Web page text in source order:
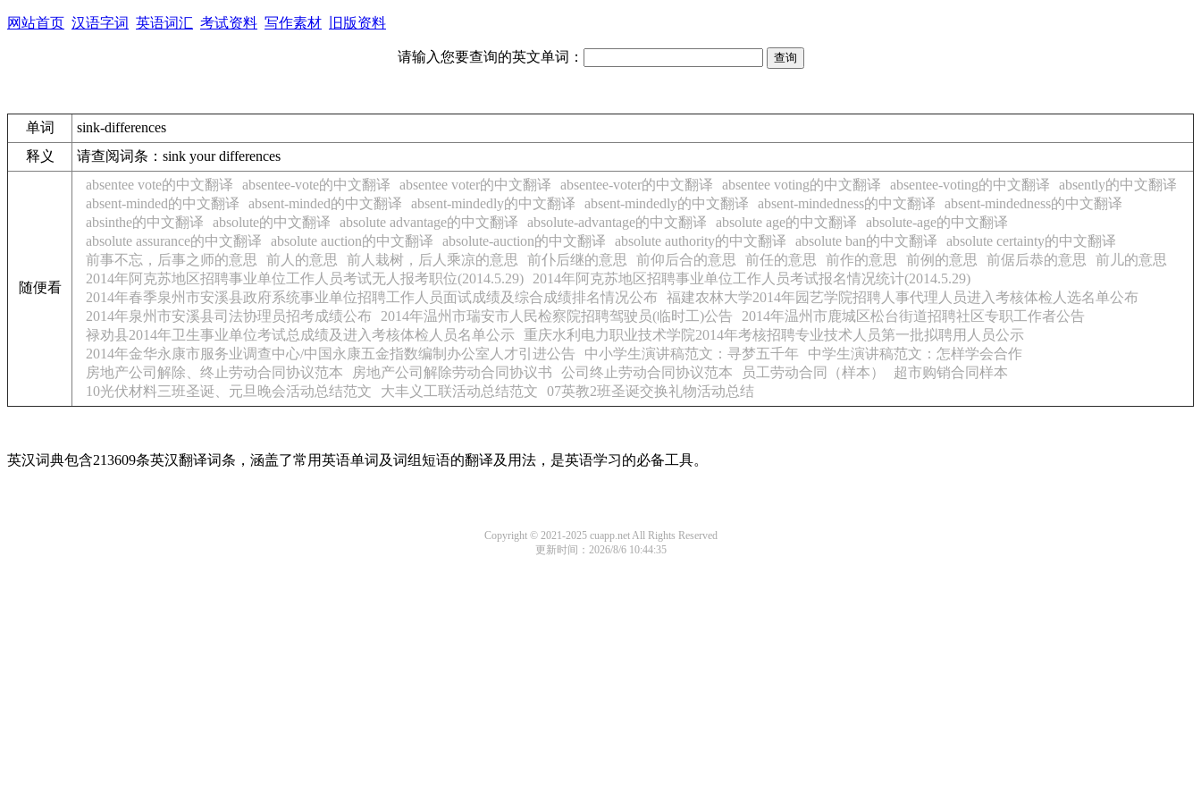
网站首页 汉语字词 英语词汇 考试资料 写作素材 旧版资料
请输入您要查询的英文单词：
单词
sink-differences
释义
请查阅词条：sink your differences
随便看
absentee vote的中文翻译 absentee-vote的中文翻译 absentee voter的中文翻译 absentee-voter的中文翻译 absentee voting的中文翻译 absentee-voting的中文翻译
absently的中文翻译
absent-minded的中文翻译
absent-minded的中文翻译 absent-mindedly的中文翻译 absent-mindedly的中文翻译 absent-mindedness的中文翻译
absent-mindedness的中文翻译
absinthe的中文翻译
absolute的中文翻译 absolute advantage的中文翻译 absolute-advantage的中文翻译 absolute age的中文翻译
absolute-age的中文翻译
absolute assurance的中文翻译
absolute auction的中文翻译 absolute-auction的中文翻译 absolute authority的中文翻译 absolute ban的中文翻译
absolute certainty的中文翻译
前事不忘，后事之师的意思
前人的意思 前人栽树，后人乘凉的意思 前仆后继的意思 前仰后合的意思 前任的意思 前作的意思 前例的意思 前倨后恭的意思
前儿的意思
2014年阿克苏地区招聘事业单位工作人员考试无人报考职位(2014.5.29)
2014年阿克苏地区招聘事业单位工作人员考试报名情况统计(2014.5.29)
2014年春季泉州市安溪县政府系统事业单位招聘工作人员面试成绩及综合成绩排名情况公布
福建农林大学2014年园艺学院招聘人事代理人员进入考核体检人选名单公布
2014年泉州市安溪县司法协理员招考成绩公布
2014年温州市瑞安市人民检察院招聘驾驶员(临时工)公告
2014年温州市鹿城区松台街道招聘社区专职工作者公告
禄劝县2014年卫生事业单位考试总成绩及进入考核体检人员名单公示 重庆水利电力职业技术学院2014年考核招聘专业技术人员第一批拟聘用人员公示
2014年金华永康市服务业调查中心/中国永康五金指数编制办公室人才引进公告
中小学生演讲稿范文：寻梦五千年
中学生演讲稿范文：怎样学会合作
房地产公司解除、终止劳动合同协议范本
房地产公司解除劳动合同协议书 公司终止劳动合同协议范本 员工劳动合同（样本）
超市购销合同样本
10光伏材料三班圣诞、元旦晚会活动总结范文
大丰义工联活动总结范文 07英教2班圣诞交换礼物活动总结
英汉词典包含213609条英汉翻译词条，涵盖了常用英语单词及词组短语的翻译及用法，是英语学习的必备工具。
Copyright © 2021-2025 cuapp.net All Rights Reserved
更新时间：2026/8/6 10:44:35